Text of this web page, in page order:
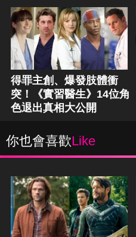
得罪主創、爆發肢體衝
突！《實習醫生》14位角
色退出真相大公開
你也會喜歡Like